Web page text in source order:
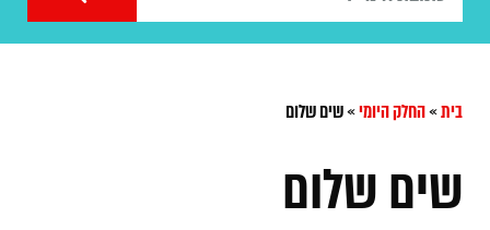
בית»החלק היומי»שים שלום
שים שלום